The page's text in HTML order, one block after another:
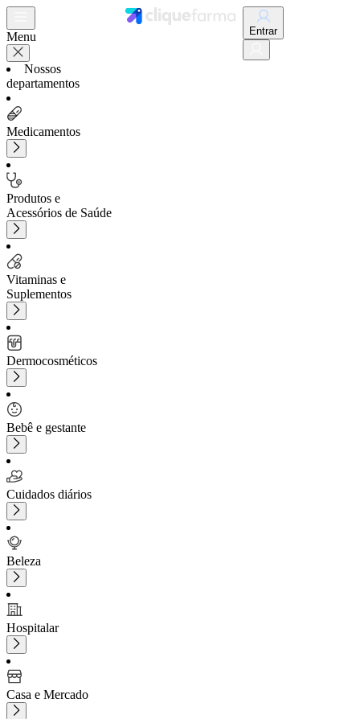
Menu
Nossos
departamentos
Medicamentos
Produtos e
Acessórios de Saúde
Vitaminas e
Suplementos
Dermocosméticos
Bebê e gestante
Cuidados diários
Beleza
Hospitalar
Casa e Mercado
Entrar